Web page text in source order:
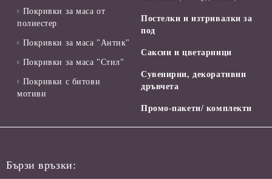
Покривки за маса от
полиестер
Покривки за маса "Антик"
Покривки за маса "Стил"
Покривки с битови
мотиви
Постелки и изтривалки за
под
Саксии и цветарници
Сувенирни, декоративни
дръвчета
Промо-пакети/ комплекти
Бързи връзки: